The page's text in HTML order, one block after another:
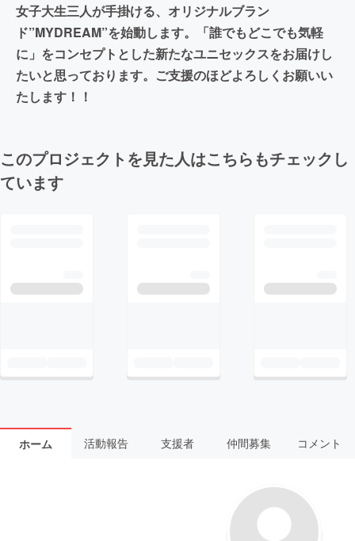
女子大生三人が手掛ける、オリジナルブラン
ド”MYDREAM”を始動します。「誰でもどこでも気軽
に」をコンセプトとした新たなユニセックスをお届けし
たいと思っております。ご支援のほどよろしくお願いい
たします！！
このプロジェクトを見た人はこちらもチェックし
ています
ホーム 活動報告 支援者 仲間募集 コメント